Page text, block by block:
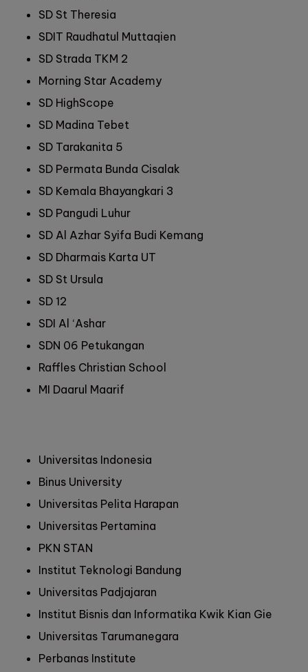
SD St Theresia
SDIT Raudhatul Muttaqien
SD Strada TKM 2
Morning Star Academy
SD HighScope
SD Madina Tebet
SD Tarakanita 5
SD Permata Bunda Cisalak
SD Kemala Bhayangkari 3
SD Pangudi Luhur
SD Al Azhar Syifa Budi Kemang
SD Dharmais Karta UT
SD St Ursula
SD 12
SDI Al ‘Ashar
SDN 06 Petukangan
Raffles Christian School
MI Daarul Maarif
Universitas Indonesia
Binus University
Universitas Pelita Harapan
Universitas Pertamina
PKN STAN
Institut Teknologi Bandung
Universitas Padjajaran
Institut Bisnis dan Informatika Kwik Kian Gie
Universitas Tarumanegara
Perbanas Institute